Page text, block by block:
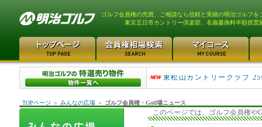
ゴルフ会員権の売買、ご相談なら信頼と実績の明治ゴルフを
東京五日市カントリー倶楽部、名義書換料半額措置
平塚富士見カントリーク
東松山カントリークラブ
TOPページ ＞ みんなの広場 ＞ ゴルフ会員権・Golf場ニュース
このページでは、ゴルフ会員権や